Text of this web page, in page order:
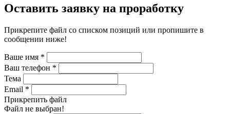
Оставить заявку на проработку
Прикрепите файл со списком позиций или пропишите в
сообщении ниже!
Ваше имя *
Ваш телефон *
Тема
Email *
Прикрепить файл
Файл не выбран!